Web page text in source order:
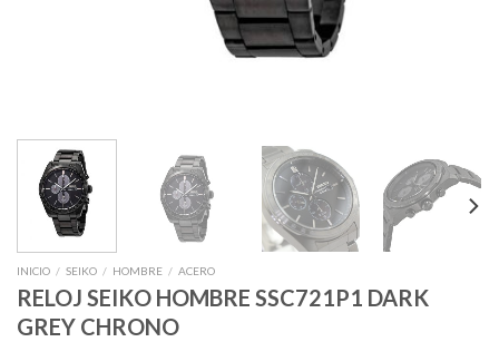
INICIO / SEIKO / HOMBRE / ACERO
RELOJ SEIKO HOMBRE SSC721P1 DARK
GREY CHRONO